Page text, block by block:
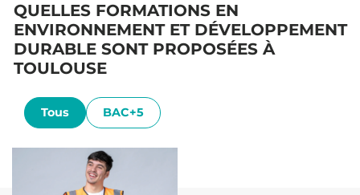
QUELLES FORMATIONS EN
ENVIRONNEMENT ET DÉVELOPPEMENT
DURABLE SONT PROPOSÉES À
TOULOUSE
Tous BAC+5